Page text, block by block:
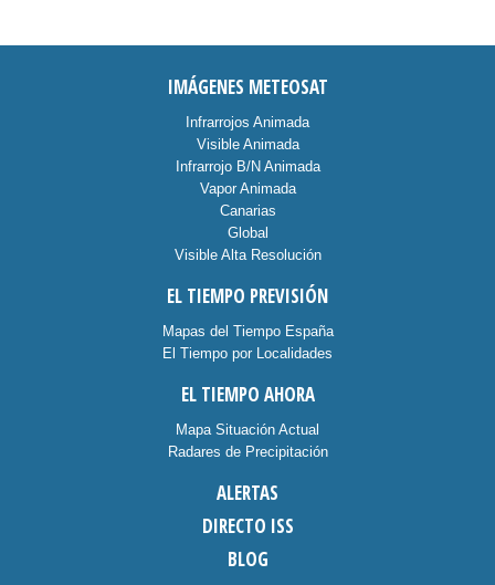
IMÁGENES METEOSAT
Infrarrojos Animada
Visible Animada
Infrarrojo B/N Animada
Vapor Animada
Canarias
Global
Visible Alta Resolución
EL TIEMPO PREVISIÓN
Mapas del Tiempo España
El Tiempo por Localidades
EL TIEMPO AHORA
Mapa Situación Actual
Radares de Precipitación
ALERTAS
DIRECTO ISS
BLOG